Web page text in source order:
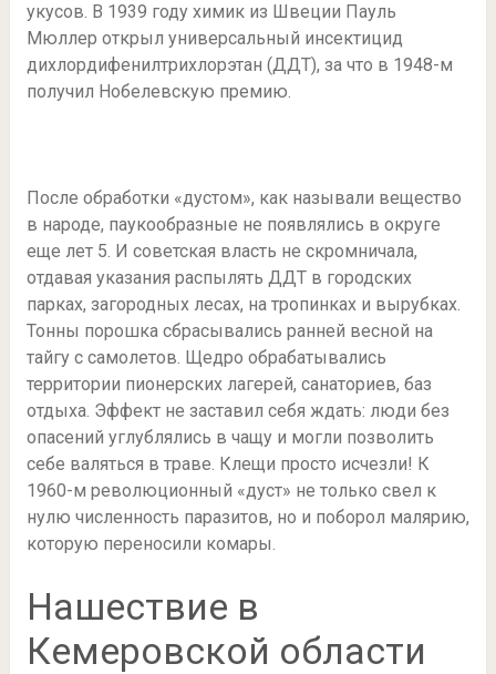
укусов. В 1939 году химик из Швеции Пауль
Мюллер открыл универсальный инсектицид
дихлордифенилтрихлорэтан (ДДТ), за что в 1948-м
получил Нобелевскую премию.
После обработки «дустом», как называли вещество
в народе, паукообразные не появлялись в округе
еще лет 5. И советская власть не скромничала,
отдавая указания распылять ДДТ в городских
парках, загородных лесах, на тропинках и вырубках.
Тонны порошка сбрасывались ранней весной на
тайгу с самолетов. Щедро обрабатывались
территории пионерских лагерей, санаториев, баз
отдыха. Эффект не заставил себя ждать: люди без
опасений углублялись в чащу и могли позволить
себе валяться в траве. Клещи просто исчезли! К
1960-м революционный «дуст» не только свел к
нулю численность паразитов, но и поборол малярию,
которую переносили комары.
Нашествие в
Кемеровской области